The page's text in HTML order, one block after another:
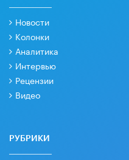
Новости
Колонки
Аналитика
Интервью
Рецензии
Видео
РУБРИКИ